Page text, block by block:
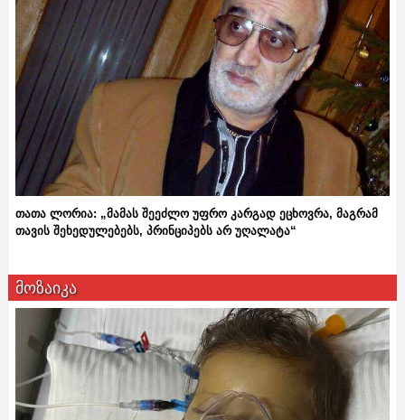
თათა ლორია: „მამას შეეძლო უფრო კარგად ეცხოვრა, მაგრამ
თავის შეხედულებებს, პრინციპებს არ უღალატა“
მოზაიკა